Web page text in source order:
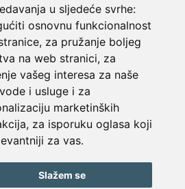
u sljedeće svrhe:
osnovnu funkcionalnost
, za pružanje boljeg
na web stranici, za
vašeg interesa za naše
i usluge i za
marketinških
, za isporuku oglasa koji
za vas.
Slažem se
Financijska pismenost
Business
Tatager
Multitasking kitchen
Kontakt